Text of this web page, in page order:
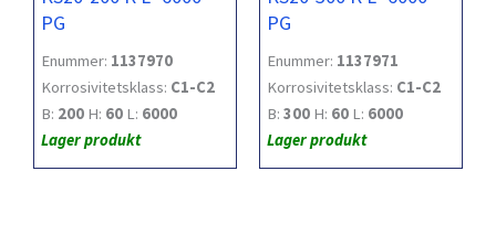
PG
Enummer: 1137970
Korrosivitetsklass: C1-C2
B: 200 H: 60 L: 6000
Lager produkt
PG
Enummer: 1137971
Korrosivitetsklass: C1-C2
B: 300 H: 60 L: 6000
Lager produkt